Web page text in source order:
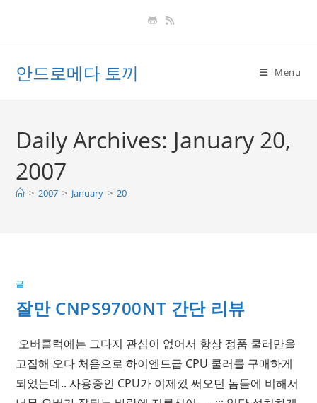
안드로메다 토끼 Menu
Daily Archives: January 20,
2007
> 2007 > January > 20
글
잘만 CNPS9700NT 간단 리뷰
오버클럭에는 그다지 관심이 없어서 항상 정품 쿨러만을
고집해 오다 처음으로 하이엔드급 CPU 쿨러를 구매하게
되었는데.. 사용중인 CPU가 이제껐 써오던 놈들에 비해서